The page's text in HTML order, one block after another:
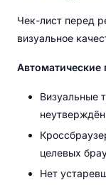
Чек-лист перед
визуальное
Визуальные
целевых
Нет